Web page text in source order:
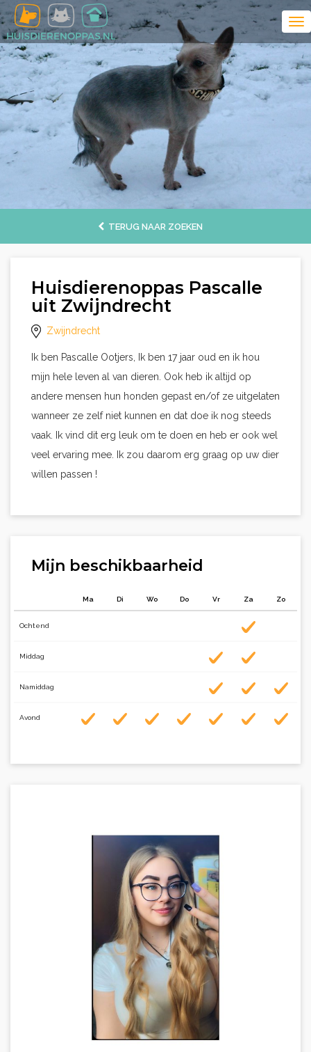
TERUG NAAR ZOEKEN
Huisdierenoppas Pascalle
uit Zwijndrecht
Zwijndrecht
Ik ben Pascalle Ootjers, Ik ben 17 jaar oud en ik hou
mijn hele leven al van dieren. Ook heb ik altijd op
andere mensen hun honden gepast en/of ze uitgelaten
wanneer ze zelf niet kunnen en dat doe ik nog steeds
vaak. Ik vind dit erg leuk om te doen en heb er ook wel
veel ervaring mee. Ik zou daarom erg graag op uw dier
willen passen !
Mijn beschikbaarheid
Ma Di Wo Do Vr Za Zo
Ochtend
Middag
Namiddag
Avond